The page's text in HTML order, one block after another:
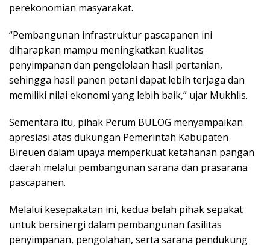
perekonomian masyarakat.
“Pembangunan infrastruktur pascapanen ini
diharapkan mampu meningkatkan kualitas
penyimpanan dan pengelolaan hasil pertanian,
sehingga hasil panen petani dapat lebih terjaga dan
memiliki nilai ekonomi yang lebih baik,” ujar Mukhlis.
Sementara itu, pihak Perum BULOG menyampaikan
apresiasi atas dukungan Pemerintah Kabupaten
Bireuen dalam upaya memperkuat ketahanan pangan
daerah melalui pembangunan sarana dan prasarana
pascapanen.
Melalui kesepakatan ini, kedua belah pihak sepakat
untuk bersinergi dalam pembangunan fasilitas
penyimpanan, pengolahan, serta sarana pendukung